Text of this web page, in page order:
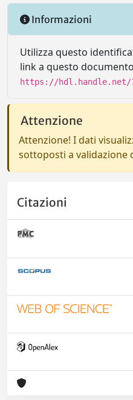
Informazioni
Utilizza questo
link a questo
https://hdl.handle.net/
Attenzione
Attenzione! I dati
sottoposti a validazione
Citazioni